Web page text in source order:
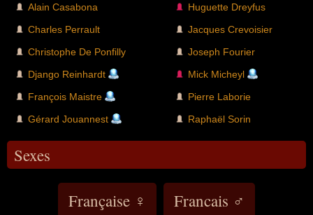
Alain Casabona
Charles Perrault
Christophe De Ponfilly
Django Reinhardt
François Maistre
Gérard Jouannest
Huguette Dreyfus
Jacques Crevoisier
Joseph Fourier
Mick Micheyl
Pierre Laborie
Raphaël Sorin
Sexes
Française ♀ Francais ♂